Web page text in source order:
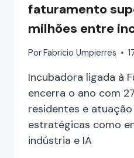
faturamento
milhões entre
PorFabricio Umpierres
Incubadora ligada à
encerra o ano com
residentes e
estratégicas como
indústria e IA